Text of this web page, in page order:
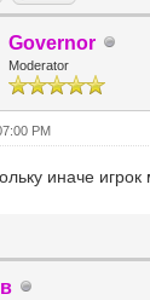
Governor
Moderator
PM
иначе